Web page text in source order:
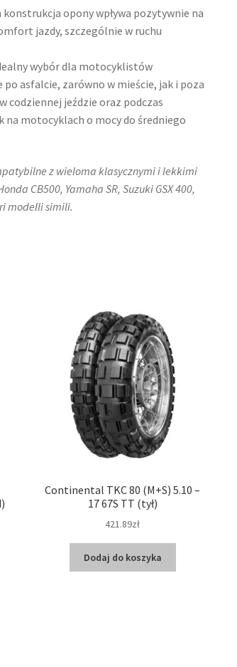
konstrukcja opony wpływa pozytywnie na
jazdy, szczególnie w ruchu
wybór dla motocyklistów
po asfalcie, zarówno w mieście, jak i poza
codziennej jeździe oraz podczas
na motocyklach o mocy do średniego
z wieloma klasycznymi i lekkimi
CB500, Yamaha SR, Suzuki GSX 400,
modelli simili.
Continental TKC 80 (M+S) 5.10 –
17 67S TT (tył)
421.89zł
Dodaj do koszyka